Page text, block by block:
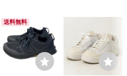
送料無料